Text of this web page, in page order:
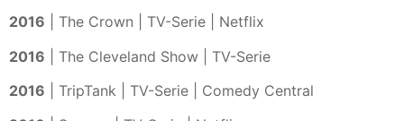
2016 | The Crown | TV-Serie | Netflix
2016 | The Cleveland Show | TV-Serie
2016 | TripTank | TV-Serie | Comedy Central